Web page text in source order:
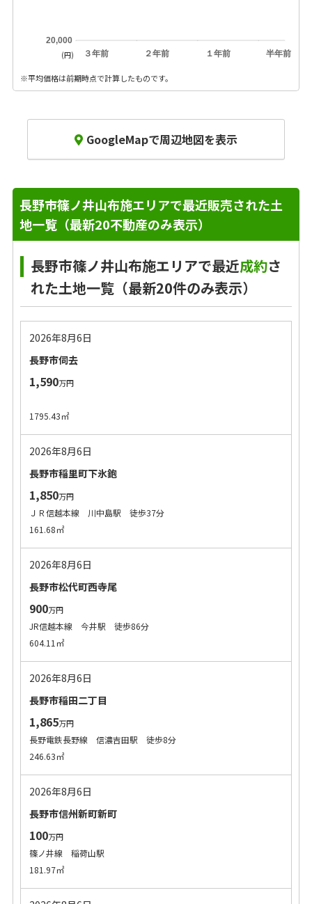
３年前 ２年前 １年前 半年前
20,000
(円)
※平均価格は前期時点で計算したものです。
GoogleMapで周辺地図を表示
長野市篠ノ井山布施エリアで最近販売された土
地一覧（最新20不動産のみ表示）
長野市篠ノ井山布施エリアで最近成約さ
れた土地一覧（最新20件のみ表示）
2026年8月6日
長野市伺去
1,590万円
1795.43㎡
2026年8月6日
長野市稲里町下氷鉋
1,850万円
ＪＲ信越本線 川中島駅 徒歩37分
161.68㎡
2026年8月6日
長野市松代町西寺尾
900万円
JR信越本線 今井駅 徒歩86分
604.11㎡
2026年8月6日
長野市稲田二丁目
1,865万円
長野電鉄長野線 信濃吉田駅 徒歩8分
246.63㎡
2026年8月6日
長野市信州新町新町
100万円
篠ノ井線 稲荷山駅
181.97㎡